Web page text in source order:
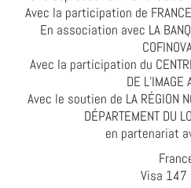
Avec la participation de FRANCE
En association avec LA
Avec la participation du
DE L’IMAGE
Avec le soutien de LA RÉGION
DÉPARTEMENT DU
en partenariat
Visa 147